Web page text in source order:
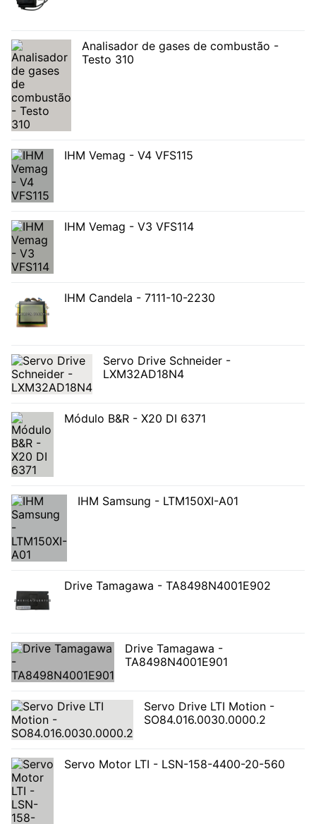
Analisador de gases de combustão -
Testo 310
IHM Vemag - V4 VFS115
IHM Vemag - V3 VFS114
IHM Candela - 7111-10-2230
Servo Drive Schneider -
LXM32AD18N4
Módulo B&R - X20 DI 6371
IHM Samsung - LTM150XI-A01
Drive Tamagawa - TA8498N4001E902
Drive Tamagawa -
TA8498N4001E901
Servo Drive LTI Motion -
SO84.016.0030.0000.2
Servo Motor LTI - LSN-158-4400-20-560